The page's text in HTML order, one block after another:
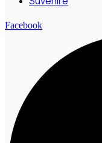
Facebook